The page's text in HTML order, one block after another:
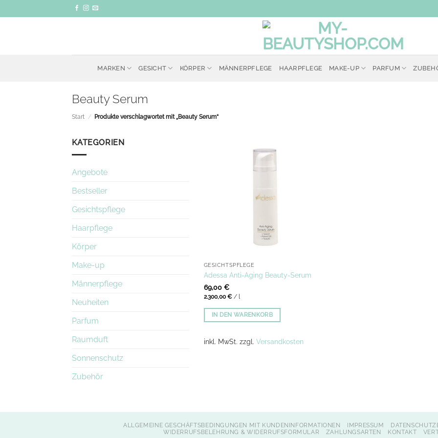
Inhalt
MARKEN GESICHT KÖRPER MÄNNERPFLEGE HAARPFLEGE MAKE-UP PARFUM
Beauty Serum
Start / Produkte verschlagwortet mit „Beauty Serum“
KATEGORIEN
Angebote
Bestseller
Gesichtspflege
Haarpflege
Körper
Make-up
Männerpflege
Neuheiten
Parfum
Raumduft
Sonnenschutz
Zubehör
GESICHTSPFLEGE
Adessa Anti-Aging Beauty-Serum
69,00 €
2.300,00€/ l
IN DEN WARENKORB
inkl. MwSt. zzgl. Versandkosten
ALLGEMEINE GESCHÄFTSBEDINGUNGEN MIT KUNDENINFORMATIONEN IMPRESSUM
WIDERRUFSBELEHRUNG & WIDERRUFSFORMULAR
ZAHLUNGSARTEN KONTAKT